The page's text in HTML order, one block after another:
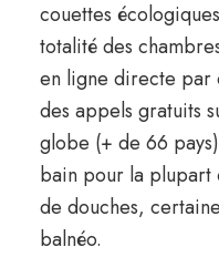
couettes
totalité des
en ligne directe par
des appels gratuits
globe (+ de 66
bain pour la plupart
de douches,
balnéo.